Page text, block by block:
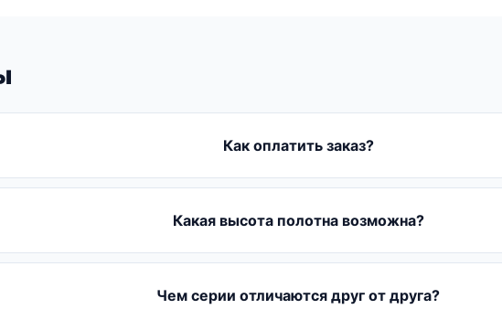
Как оплатить заказ?
Какая высота полотна возможна?
Чем серии отличаются друг от друга?